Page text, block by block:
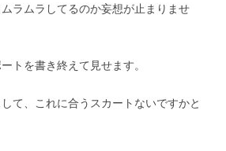
ラムラしてるのか妄想が止まりませ
トを書き終えて見せます。
て、これに合うスカートないですかと